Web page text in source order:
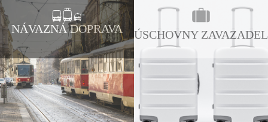
NÁVAZNÁ DOPRAVA ÚSCHOVNY ZAVAZADEL